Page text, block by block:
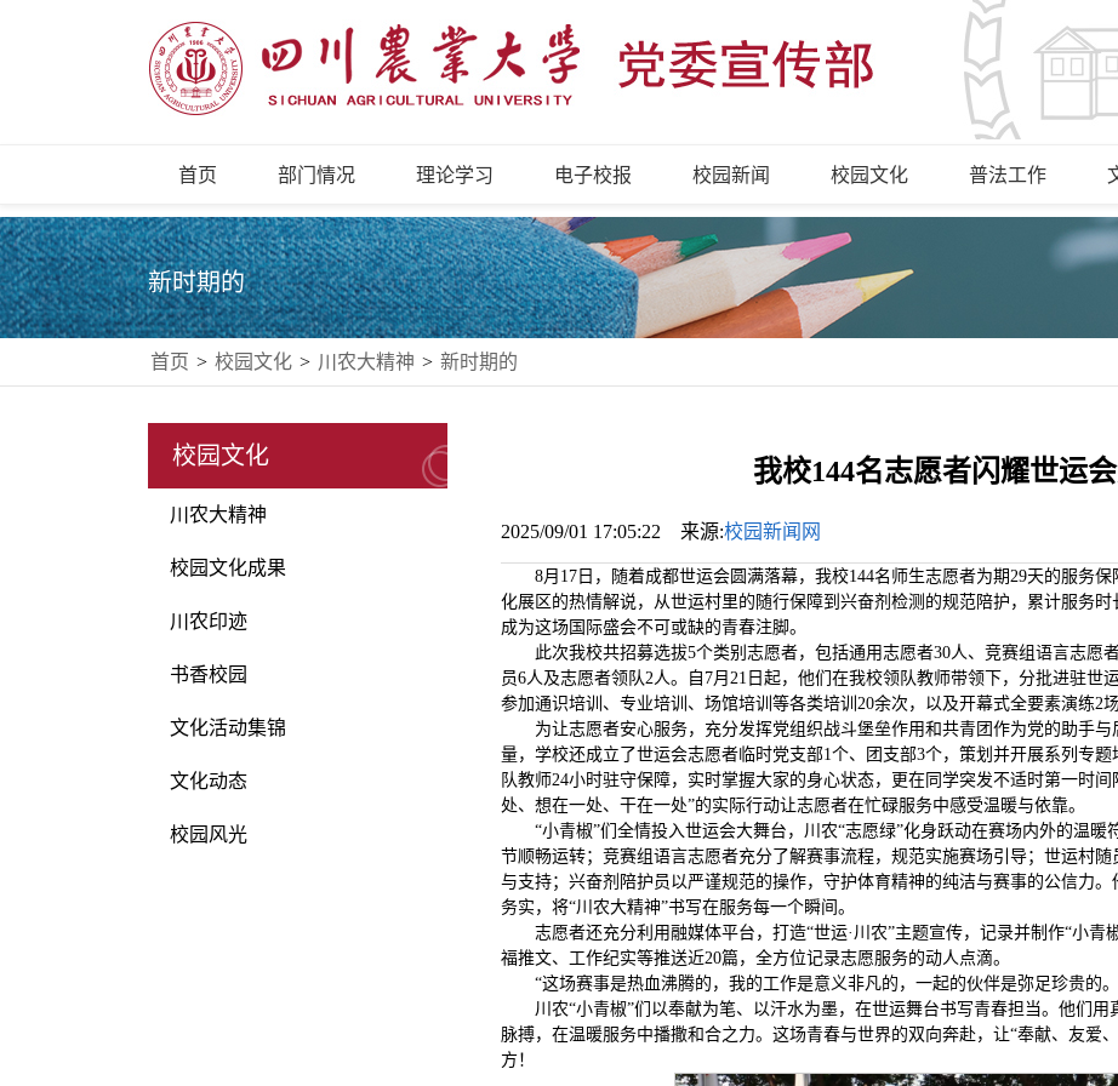
首页 部门情况 理论学习 电子校报 校园新闻 校园文化 普法工作
新时期的
首页 > 校园文化 > 川农大精神 > 新时期的
校园文化
川农大精神
校园文化成果
川农印迹
书香校园
文化活动集锦
文化动态
校园风光
我校144名志愿者闪耀世运
2025/09/01 17:05:22 来源:校园新闻网
8月17日，随着成都世运会圆满落幕，我校144名师生志愿者为期29天的服务
化展区的热情解说，从世运村里的随行保障到兴奋剂检测的规范陪护，累计服务时
成为这场国际盛会不可或缺的青春注脚。
此次我校共招募选拔5个类别志愿者，包括通用志愿者30人、竞赛组语言志愿
员6人及志愿者领队2人。自7月21日起，他们在我校领队教师带领下，分批进驻世
参加通识培训、专业培训、场馆培训等各类培训20余次，以及开幕式全要素演练2
为让志愿者安心服务，充分发挥党组织战斗堡垒作用和共青团作为党的助手
量，学校还成立了世运会志愿者临时党支部1个、团支部3个，策划并开展系列专
队教师24小时驻守保障，实时掌握大家的身心状态，更在同学突发不适时第一时
处、想在一处、干在一处”的实际行动让志愿者在忙碌服务中感受温暖与依靠。
“小青椒”们全情投入世运会大舞台，川农“志愿绿”化身跃动在赛场内外的温
节顺畅运转；竞赛组语言志愿者充分了解赛事流程，规范实施赛场引导；世运村
与支持；兴奋剂陪护员以严谨规范的操作，守护体育精神的纯洁与赛事的公信力
务实，将“川农大精神”书写在服务每一个瞬间。
志愿者还充分利用融媒体平台，打造“世运·川农”主题宣传，记录并制作“小
福推文、工作纪实等推送近20篇，全方位记录志愿服务的动人点滴。
“这场赛事是热血沸腾的，我的工作是意义非凡的，一起的伙伴是弥足珍贵的。
川农“小青椒”们以奉献为笔、以汗水为墨，在世运舞台书写青春担当。他们
脉搏，在温暖服务中播撒和合之力。这场青春与世界的双向奔赴，让“奉献、友爱
方！